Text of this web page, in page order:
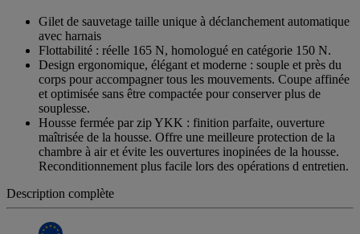
Gilet de sauvetage taille unique à déclanchement automatique
avec harnais
Flottabilité : réelle 165 N, homologué en catégorie 150 N.
Design ergonomique, élégant et moderne : souple et près du
corps pour accompagner tous les mouvements. Coupe affinée
et optimisée sans être compactée pour conserver plus de
souplesse.
Housse fermée par zip YKK : finition parfaite, ouverture
maîtrisée de la housse. Offre une meilleure protection de la
chambre à air et évite les ouvertures inopinées de la housse.
Reconditionnement plus facile lors des opérations d entretien.
Description complète